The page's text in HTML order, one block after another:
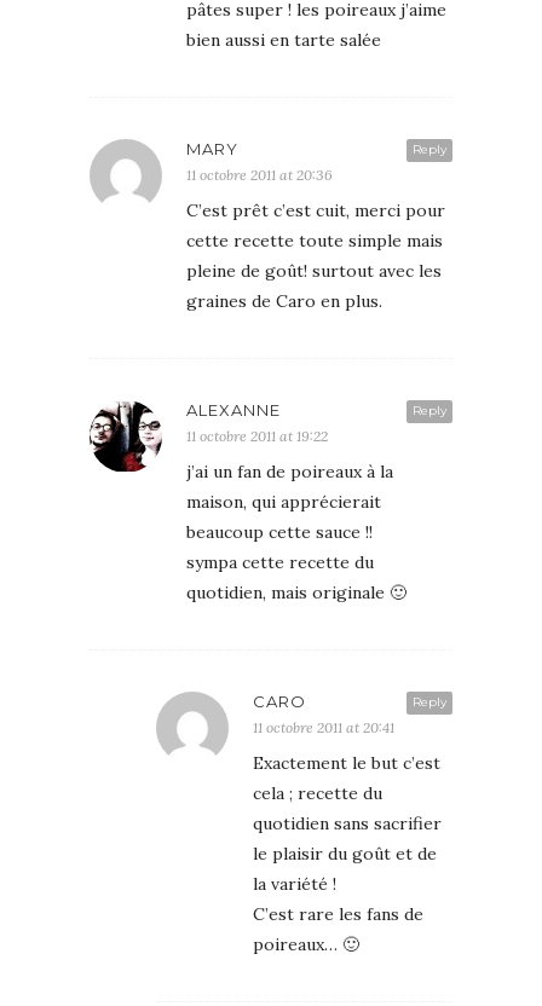
pâtes super ! les poireaux j’aime
bien aussi en tarte salée
Reply
MARY
11 octobre 2011 at 20:36
C’est prêt c’est cuit, merci pour
cette recette toute simple mais
pleine de goût! surtout avec les
graines de Caro en plus.
Reply
ALEXANNE
11 octobre 2011 at 19:22
j’ai un fan de poireaux à la
maison, qui apprécierait
beaucoup cette sauce !!
sympa cette recette du
quotidien, mais originale 🙂
Reply
CARO
11 octobre 2011 at 20:41
Exactement le but c’est
cela ; recette du
quotidien sans sacrifier
le plaisir du goût et de
la variété !
C’est rare les fans de
poireaux… 🙂